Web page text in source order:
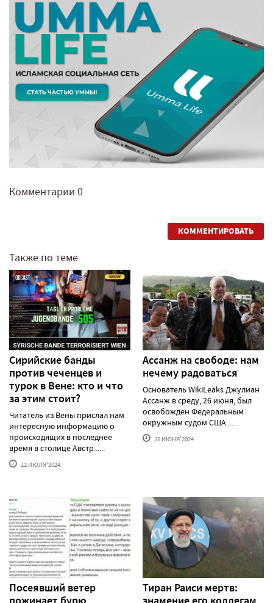
Комментарии 0
КОММЕНТИРОВАТЬ
Также по теме
Сирийские банды
против чеченцев и
турок в Вене: кто и что
за этим стоит?
Читатель из Вены прислал нам
интересную информацию о
происходящих в последнее
время в столице Австр......
12 ИЮЛЯ'2024
Ассанж на свободе: нам
нечему радоваться
Основатель WikiLeaks Джулиан
Ассанж в среду, 26 июня, был
освобожден Федеральным
окружным судом США......
28 ИЮНЯ'2024
Посеявший ветер
Тиран Раиси мертв: